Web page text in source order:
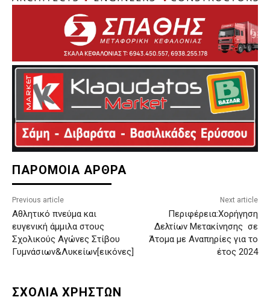
ΠΑΡΟΜΟΙΑ ΑΡΘΡΑ
Previous article
Αθλητικό πνεύμα και
ευγενική άμμιλα στους
Σχολικούς Αγώνες Στίβου
Γυμνάσιων&Λυκείων[εικόνες]
Next article
​Περιφέρεια:Χορήγηση
Δελτίων Μετακίνησης σε
Άτομα με Αναπηρίες για το
έτος 2024
ΣΧΟΛΙΑ ΧΡΗΣΤΩΝ